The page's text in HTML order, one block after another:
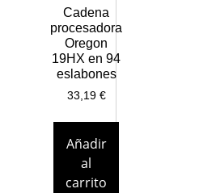
Cadena
procesadora
Oregon
19HX en 94
eslabones
33,19 €
Añadir
al
carrito